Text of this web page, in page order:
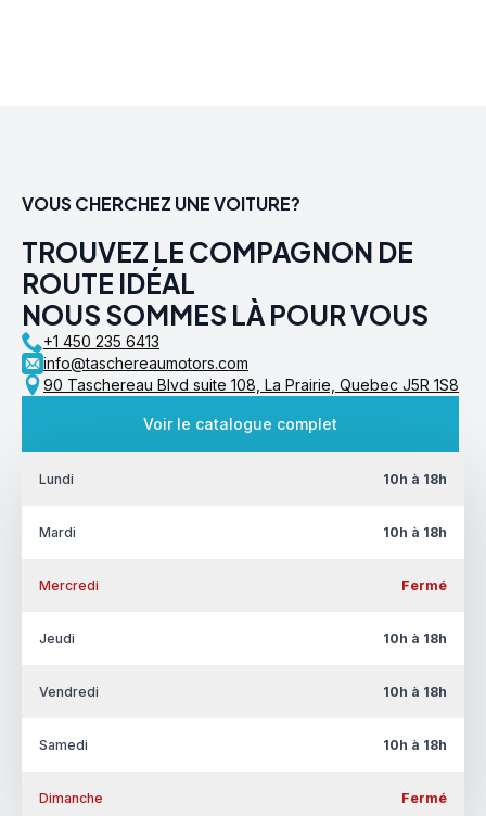
VOUS CHERCHEZ UNE VOITURE?
TROUVEZ LE COMPAGNON DE
ROUTE IDÉAL
NOUS SOMMES LÀ POUR VOUS
+1 450 235 6413
info@taschereaumotors.com
90 Taschereau Blvd suite 108, La Prairie, Quebec J5R 1S8
Voir le catalogue complet
Lundi 10h à 18h
Mardi 10h à 18h
Mercredi Fermé
Jeudi 10h à 18h
Vendredi 10h à 18h
Samedi 10h à 18h
Dimanche Fermé